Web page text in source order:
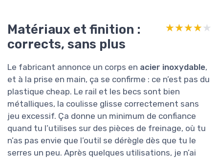
Matériaux et finition :
corrects, sans plus
★★★★★
★★★★★
Le fabricant annonce un corps en acier inoxydable,
et à la prise en main, ça se confirme : ce n’est pas du
plastique cheap. Le rail et les becs sont bien
métalliques, la coulisse glisse correctement sans
jeu excessif. Ça donne un minimum de confiance
quand tu l’utilises sur des pièces de freinage, où tu
n’as pas envie que l’outil se dérègle dès que tu le
serres un peu. Après quelques utilisations, je n’ai